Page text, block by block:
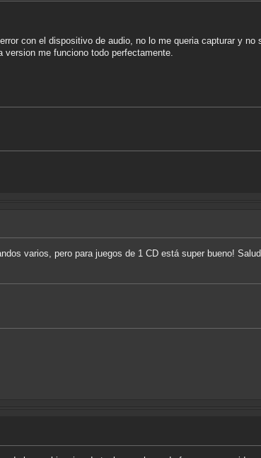
con el dispositivo de audio, no lo me queria capturar y no
me funciono todo perfectamente.
varios, pero para juegos de 1 CD está super bueno!